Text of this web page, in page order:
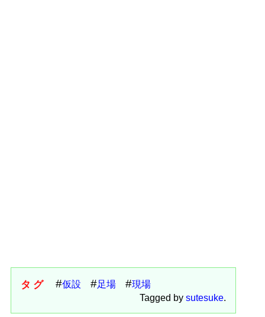
タグ 仮設 足場
現場
Tagged by sutesuke.